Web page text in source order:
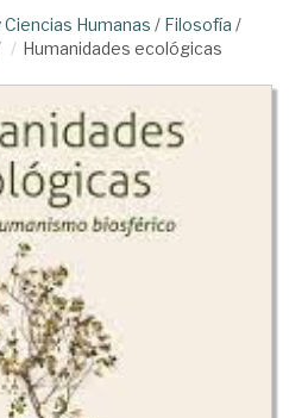
Ciencias Humanas / Filosofía /
Humanidades ecológicas